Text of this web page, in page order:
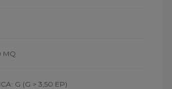
MQ
G (G > 3,50 EP)